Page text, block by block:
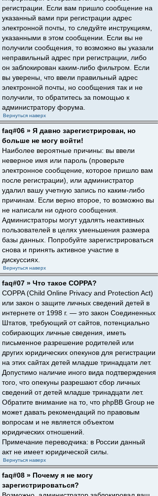
регистрации. Если вам пришло сообщение на
указанный вами при регистрации адрес
электронной почты, то следуйте инструкциям,
указанными в этом сообщении. Если вы не
получили сообщения, то возможно вы указали
неправильный адрес при регистрации, либо
он заблокирован каким-либо фильтром. Если
вы уверены, что ввели правильный адрес
электронной почты, но сообщения так и не
получили, то обратитесь за помощью к
администратору форума.
Вернуться наверх
faq#06 » Я давно зарегистрирован, но
больше не могу войти!
Наиболее вероятные причины: вы ввели
неверное имя или пароль (проверьте
электронное сообщение, которое пришло вам
после регистрации), или администратор
удалил вашу учетную запись по каким-либо
причинам. Если верно второе, то возможно вы
не написали ни одного сообщения.
Администраторы могут удалять неактивных
пользователей в целях уменьшения размера
базы данных. Попробуйте зарегистрироваться
снова и принять активное участие в
дискуссиях.
Вернуться наверх
faq#07 » Что такое COPPA?
COPPA (Child Online Privacy and Protection Act)
или закон о защите личных сведений детей в
интернете от 1998 г. — это закон Соединенных
Штатов, требующий от сайтов, потенциально
собирающих личные сведения, иметь
письменное разрешение родителей или
других юридических опекунов для регистрации
на этих сайтах детей младше тринадцати лет.
Допустимо наличие иного вида подтверждения
того, что опекуны разрешают сбор личных
сведений от детей младше тринадцати лет.
Обратите внимание на то, что phpBB Group не
может давать рекомендаций по правовым
вопросам и не является объектом
юридических отношений.
Примечание переводчика: в России данный
акт не имеет юридической силы.
Вернуться наверх
faq#08 » Почему я не могу
зарегистрироваться?